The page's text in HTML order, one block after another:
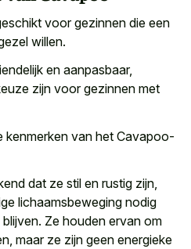
voor gezinnen die een
willen.
en aanpasbaar,
zijn voor gezinnen met
kenmerken van het Cavapoo-
dat ze stil en rustig zijn,
lichaamsbeweging nodig
Ze houden ervan om
maar ze zijn geen energieke